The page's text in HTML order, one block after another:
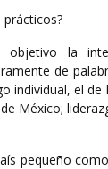
prácticos?
la
de
individual, el
México;
pequeño